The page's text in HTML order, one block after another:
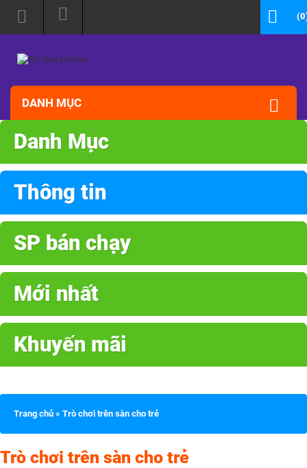
DANH MỤC
Danh Mục
Thông tin
SP bán chạy
Mới nhất
Khuyến mãi
Trang chủ » Trò chơi trên sàn cho trẻ
Trò chơi trên sàn cho trẻ